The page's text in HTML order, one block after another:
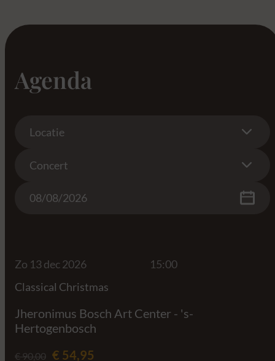
Agenda
Locatie
Concert
Zo 13 dec 2026
15:00
Classical Christmas
Jheronimus Bosch Art Center - 's-
Hertogenbosch
€ 90,00 € 54,95